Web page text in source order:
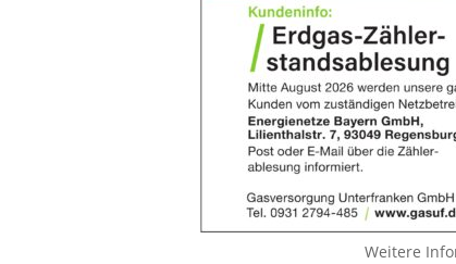
Weitere